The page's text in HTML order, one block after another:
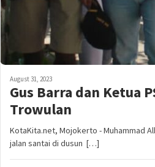
August 31, 2023
Gus Barra dan Ketua
Trowulan
KotaKita.net, Mojokerto - Muhammad
jalan santai di dusun […]